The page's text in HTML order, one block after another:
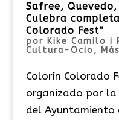
Safree, Quevedo,
Culebra
Colorado Fest”
por Kike Camilo i
Cultura-Ocio,
Colorín Colorado
organizado por la
del Ayuntamiento